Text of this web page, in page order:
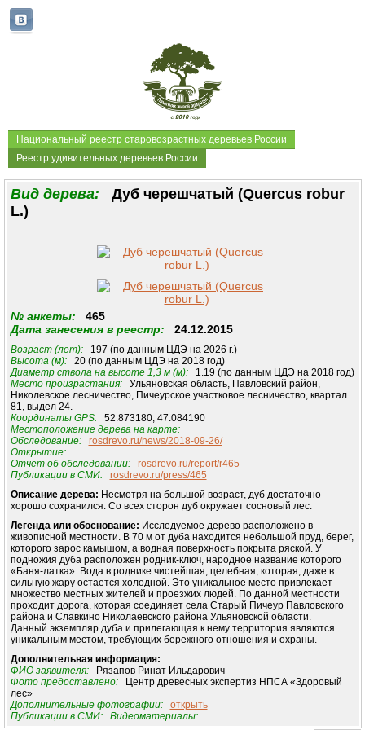
Национальный реестр старовозрастных деревьев России
Реестр удивительных деревьев России
Вид дерева: Дуб черешчатый (Quercus robur
L.)
№ анкеты: 465
Дата занесения в реестр: 24.12.2015
Возраст (лет):197 (по данным ЦДЭ на 2026 г.)
Высота (м):20 (по данным ЦДЭ на 2018 год)
Диаметр ствола на высоте 1,3 м (м):1.19 (по данным ЦДЭ на 2018 год)
Место произрастания:Ульяновская область, Павловский район,
Николевское лесничество, Пичеурское участковое лесничество, квартал
81, выдел 24.
Координаты GPS:52.873180, 47.084190
Местоположение дерева на карте:
Обследование:
rosdrevo.ru/news/2018-09-26/
Открытие:
Отчет об обследовании:
rosdrevo.ru/report/r465
Публикации в СМИ:
rosdrevo.ru/press/465
Описание дерева: Несмотря на большой возраст, дуб достаточно
хорошо сохранился. Со всех сторон дуб окружает сосновый лес.
Легенда или обоснование: Исследуемое дерево расположено в
живописной местности. В 70 м от дуба находится небольшой пруд, берег,
которого зарос камышом, а водная поверхность покрыта ряской. У
подножия дуба расположен родник-ключ, народное название которого
«Баня-латка». Вода в роднике чистейшая, целебная, которая, даже в
сильную жару остается холодной. Это уникальное место привлекает
множество местных жителей и проезжих людей. По данной местности
проходит дорога, которая соединяет села Старый Пичеур Павловского
района и Славкино Николаевского района Ульяновской области.
Данный экземпляр дуба и прилегающая к нему территория являются
уникальным местом, требующих бережного отношения и охраны.
Дополнительная информация:
ФИО заявителя:Рязапов Ринат Ильдарович
Фото предоставлено:Центр древесных экспертиз НПСА «Здоровый
лес»
Дополнительные фотографии:
открыть
Публикации в СМИ:
Видеоматериалы: